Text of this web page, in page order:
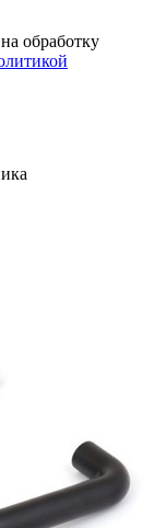
обработку